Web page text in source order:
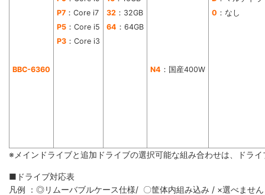
BBC-6360 N4 ：国産400W
P7 ：Core i7 32 ：32GB 0 ：なし
P5 ：Core i5 64 ：64GB
P3 ：Core i3
※メインドライブと追加ドライブの選択可能な組み合わせは、ドラ
■ドライブ対応表
凡例 ：◎リムーバブルケース仕様/ 〇筐体内組み込み / ×選べません